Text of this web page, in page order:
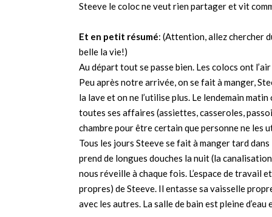
Steeve le coloc ne veut rien partager et vit
Et en petit résumé: (Attention, allez chercher
belle la vie!)
Au départ tout se passe bien. Les colocs ont
Peu après notre arrivée, on se fait à manger,
la lave et on ne l’utilise plus. Le lendemain
toutes ses affaires (assiettes, casseroles,
chambre pour être certain que personne ne les
Tous les jours Steeve se fait à manger tard
prend de longues douches la nuit (la
nous réveille à chaque fois. L’espace de travail
propres) de Steeve. Il entasse sa vaisselle
avec les autres. La salle de bain est pleine